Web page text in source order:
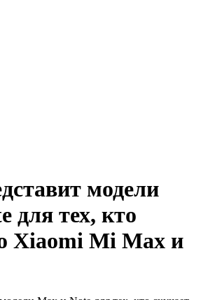
модели
для тех, кто
Xiaomi Mi Max и